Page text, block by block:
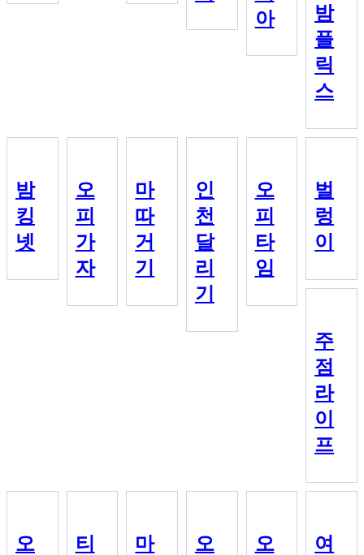
아
밤
플
릭
스
밤
킹
넷
오
피
가
자
마
따
거
기
인
천
달
리
기
오
피
타
임
벌
렁
이
주
점
라
이
프
오
티
마
오
오
여